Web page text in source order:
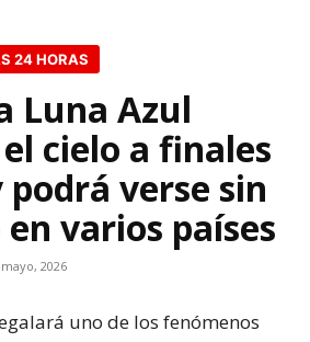
24 HORAS
Luna Azul
cielo a finales
verse sin
varios países
mayo, 2026
uno de los fenómenos